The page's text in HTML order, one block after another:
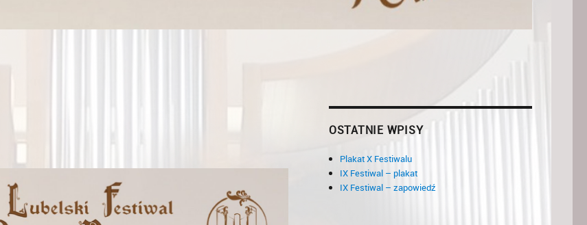
OSTATNIE WPISY
Plakat X Festiwalu
IX Festiwal – plakat
IX Festiwal – zapowiedź